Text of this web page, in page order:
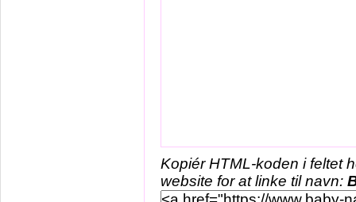
Kopiér HTML-koden i feltet
website for at linke til navn: